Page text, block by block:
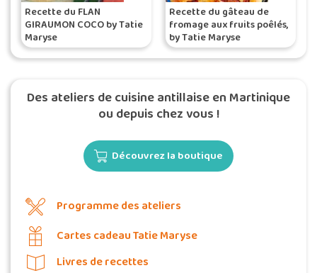
Recette du FLAN
GIRAUMON COCO by Tatie
Maryse
Recette du gâteau de
fromage aux fruits poêlés,
by Tatie Maryse
Des ateliers de cuisine antillaise en Martinique
ou depuis chez vous !
Découvrez la boutique
Programme des ateliers
Cartes cadeau Tatie Maryse
Livres de recettes